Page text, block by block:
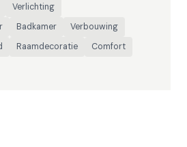
Verlichting
Badkamer
Verbouwing
Raamdecoratie
Comfort